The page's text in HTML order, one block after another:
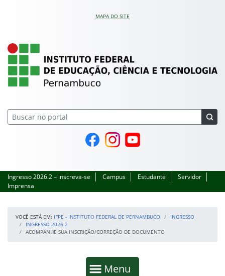
MAPA DO SITE
IFPE – Instituto
Página do Facebook
Perfil no Instagram
Canal no YouTube
Ingresso 2026.2 – inscreva-se Campus Estudante
Servidor
Imprensa
VOCÊ ESTÁ EM: IFPE - INSTITUTO FEDERAL DE PERNAMBUCO
INGRESSO
INGRESSO 2026.2
ACOMPANHE SUA INSCRIÇÃO/CORREÇÃO DE DOCUMENTO
Mostrar
Menu